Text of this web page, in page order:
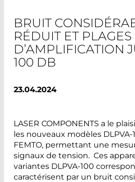
BRUIT
RÉDUIT ET PLAGES
D’AMPLIFICATION
100 DB
23.04.2024
LASER COMPONENTS a le
les nouveaux modèles DLPVA-
FEMTO, permettant une
signaux de tension. Ces
variantes DLPVA-100
caractérisent par un bruit